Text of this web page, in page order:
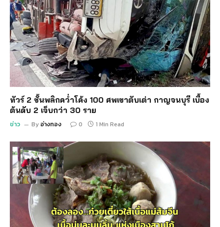
ทัวร์ 2 ชั้นพลิกคว่ำโค้ง 100 ศพเขาตับเต่า กาญจนบุรี เบื้อง
ต้นดับ 2 เจ็บกว่า 30 ราย
ข่าว By อ่างทอง 0 1 Min Read